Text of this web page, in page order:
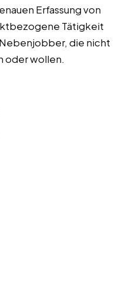
Erfassung von
Tätigkeit
die nicht
oder wollen.